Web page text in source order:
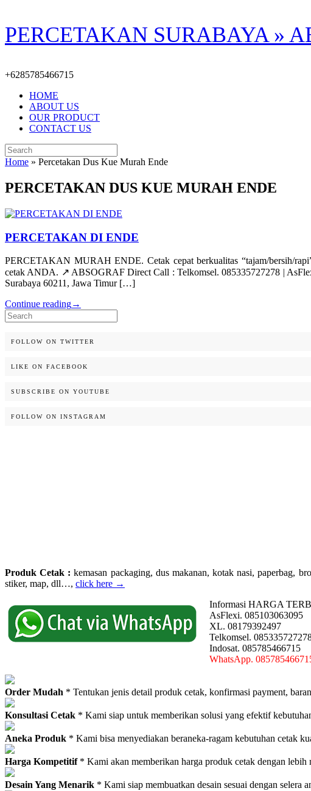
Skip
to
content
PERCETAKAN SURABAYA »
+6285785466715
HOME
ABOUT US
OUR PRODUCT
CONTACT US
Search
for:
Home » Percetakan Dus Kue Murah Ende
PERCETAKAN DUS KUE MURAH ENDE
PERCETAKAN DI ENDE
PERCETAKAN MURAH ENDE. Cetak cepat berkualitas “tajam/bersih/
cetak ANDA. ↗️ ABSOGRAF Direct Call : Telkomsel. 085335727278 |
Surabaya 60211, Jawa Timur […]
Continue reading→
Search
for:
FOLLOW ON TWITTER
LIKE ON FACEBOOK
SUBSCRIBE ON YOUTUBE
FOLLOW ON INSTAGRAM
Produk Cetak : kemasan packaging, dus makanan, kotak nasi, paperbag,
stiker, map, dll…, click here →
Informasi HARGA
AsFlexi. 085103063095
XL. 08179392497
Telkomsel.
Indosat. 085785466715
WhatsApp.
Order Mudah * Tentukan jenis detail produk cetak, konfirmasi payment,
Konsultasi Cetak * Kami siap untuk memberikan solusi yang efektif
Aneka Produk * Kami bisa menyediakan beraneka-ragam kebutuhan cetak
Harga Kompetitif* Kami akan memberikan harga produk cetak dengan lebih
Desain Yang Menarik * Kami siap membuatkan desain sesuai dengan selera